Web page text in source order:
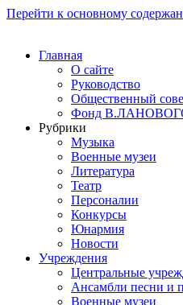
Перейти к основному
Главная
О сайте
Руководство
Общественный
Фонд
Рубрики
Музыка
Военные музеи
Литература
Театр
Персоналии
Конкурсы
Юнармия
Новости
Учреждения
Центральные
Ансамбли песни и
Военные музеи